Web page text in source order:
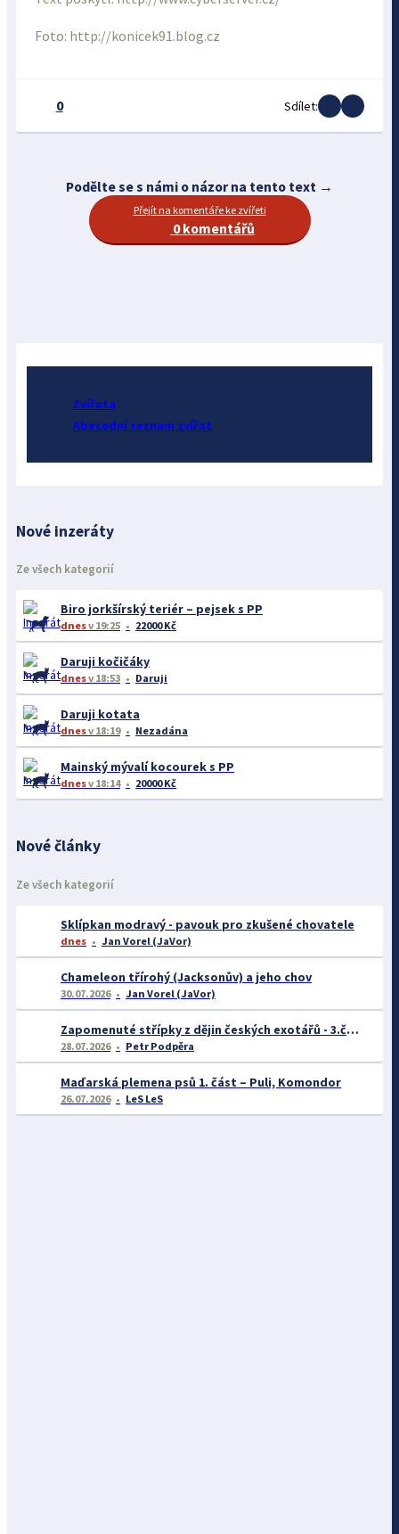
Foto: http://konicek91.blog.cz
0 Sdílet:
Podělte se s námi o názor na tento text →
Přejít na komentáře ke zvířeti
0 komentářů
Zvířata
Abecední seznam zvířat
Nové inzeráty
Ze všech kategorií
Biro jorkšírský teriér – pejsek s PP
dnesv 19:25 22000 Kč
Daruji kočičáky
dnesv 18:53 Daruji
Daruji kotata
dnesv 18:19 Nezadána
Mainský mývalí kocourek s PP
dnesv 18:14 20000 Kč
Nové články
Ze všech kategorií
Sklípkan modravý - pavouk pro zkušené chovatele
dnes Jan Vorel (JaVor)
Chameleon třírohý (Jacksonův) a jeho chov
30.07.2026 Jan Vorel (JaVor)
Zapomenuté střípky z dějin českých exotářů - 3.část
28.07.2026 Petr Podpěra
Maďarská plemena psů 1. část – Puli, Komondor
26.07.2026 LeS LeS